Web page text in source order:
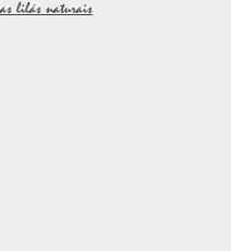
lilás naturais